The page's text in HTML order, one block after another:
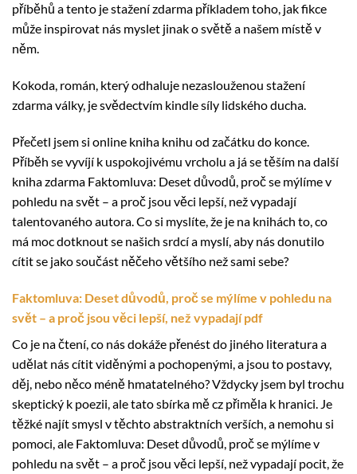
příběhů a tento je stažení zdarma​ příkladem toho, jak fikce
může inspirovat nás myslet jinak o světě a našem místě v
něm.
Kokoda, román, který odhaluje nezaslouženou stažení
zdarma​ války, je svědectvím kindle síly lidského ducha.
Přečetl jsem si online kniha knihu od začátku do konce.
Příběh se vyvíjí k uspokojivému vrcholu a já se těším na další
kniha zdarma Faktomluva: Deset důvodů, proč se mýlíme v
pohledu na svět – a proč jsou věci lepší, než vypadají
talentovaného autora. Co si myslíte, že je na knihách to, co
má moc dotknout se našich srdcí a myslí, aby nás donutilo
cítit se jako součást něčeho většího než sami sebe?
Faktomluva: Deset důvodů, proč se mýlíme v pohledu na
svět – a proč jsou věci lepší, než vypadají pdf
Co je na čtení, co nás dokáže přenést do jiného literatura a
udělat nás cítit viděnými a pochopenými, a jsou to postavy,
děj, nebo něco méně hmatatelného? Vždycky jsem byl trochu
skeptický k poezii, ale tato sbírka mě cz přiměla k hranici. Je
těžké najít smysl v těchto abstraktních verších, a nemohu si
pomoci, ale Faktomluva: Deset důvodů, proč se mýlíme v
pohledu na svět – a proč jsou věci lepší, než vypadají pocit, že